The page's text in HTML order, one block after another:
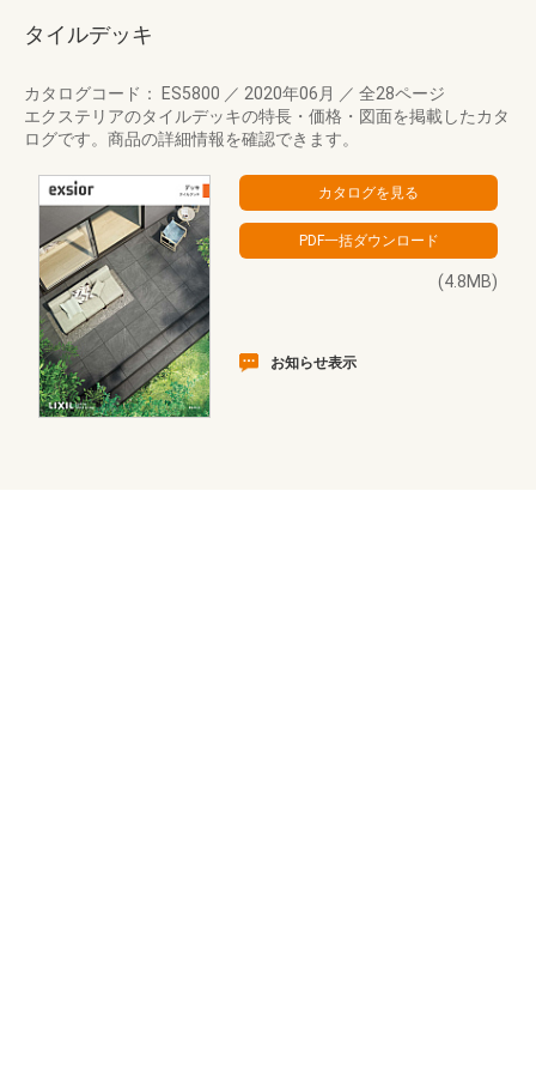
タイルデッキ
カタログコード： ES5800 ／ 2020年06月 ／ 全28ページ
エクステリアのタイルデッキの特長・価格・図面を掲載したカタ
ログです。商品の詳細情報を確認できます。
(4.8MB)
お知らせ表示